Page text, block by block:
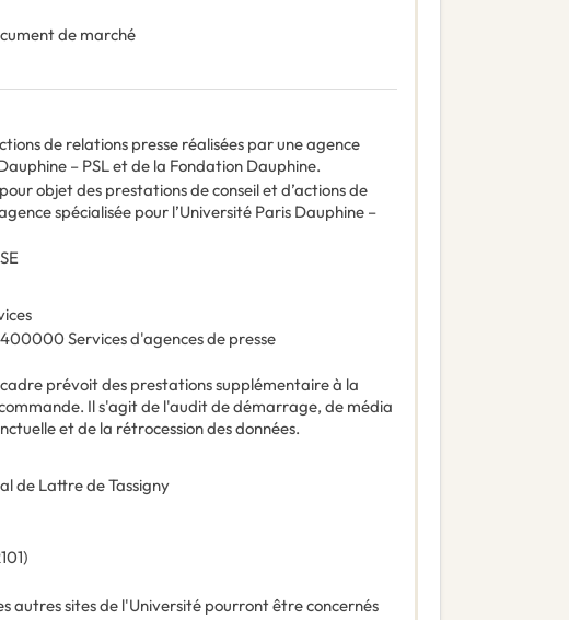
de marché
de relations presse réalisées par une agence
– PSL et de la Fondation Dauphine.
objet des prestations de conseil et d’actions de
spécialisée pour l’Université Paris Dauphine –
Services d'agences de presse
prévoit des prestations supplémentaire à la
Il s'agit de l'audit de démarrage, de média
et de la rétrocession des données.
de Lattre de Tassigny
)
autres sites de l'Université pourront être concernés